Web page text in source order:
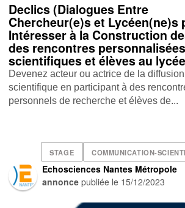
Declics (Dialogues Entre
Chercheur(e)s et Lycéen(ne)s
Intéresser à la Construction
des rencontres
scientifiques et élèves au lycée
Devenez acteur ou actrice de la
scientifique en participant à des
personnels de recherche et élèves de...
STAGE COMMUNICATION-
Echosciences Nantes Métropole
annonce publiée le 15/12/2023